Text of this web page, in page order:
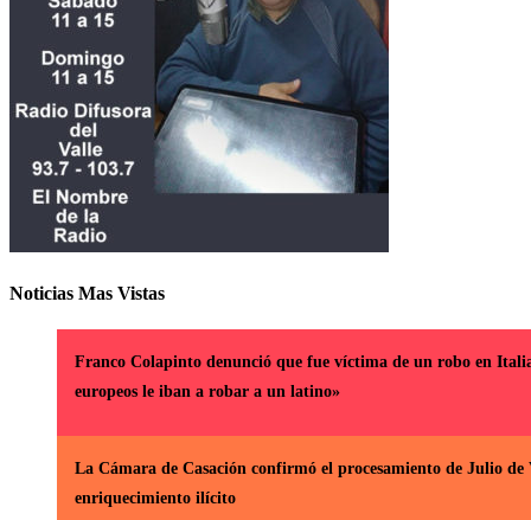
Noticias Mas Vistas
Franco Colapinto denunció que fue víctima de un robo en
europeos le iban a robar a un latino»
La Cámara de Casación confirmó el procesamiento de Julio de
enriquecimiento ilícito